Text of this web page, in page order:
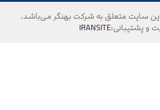
سایت متعلق به شرکت بهنگر می‌باشد.
و پشتیبانی:IRANSITE